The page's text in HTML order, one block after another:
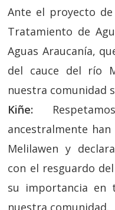
Ante el proyecto
Tratamiento de
Aguas Araucanía,
del cauce del río
nuestra comunidad
Kiñe:
ancestralmente
Melilawen y
con el resguardo
su importancia en
nuestra comunidad.